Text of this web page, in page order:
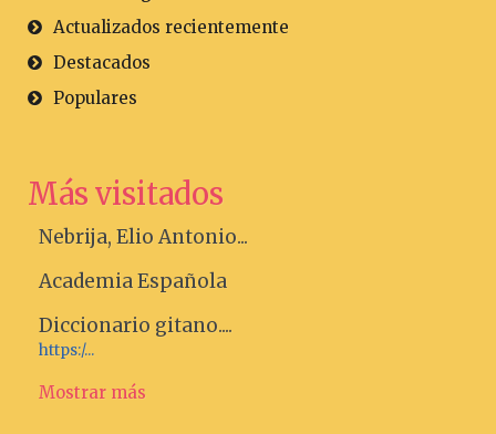
Actualizados recientemente
Destacados
Populares
Más visitados
Nebrija, Elio Antonio...
Academia Española
Diccionario gitano....
https:/...
Mostrar más